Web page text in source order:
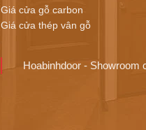
Giá cửa gỗ carbon
Giá cửa thép vân gỗ
Hoabinhdoor - Showroom